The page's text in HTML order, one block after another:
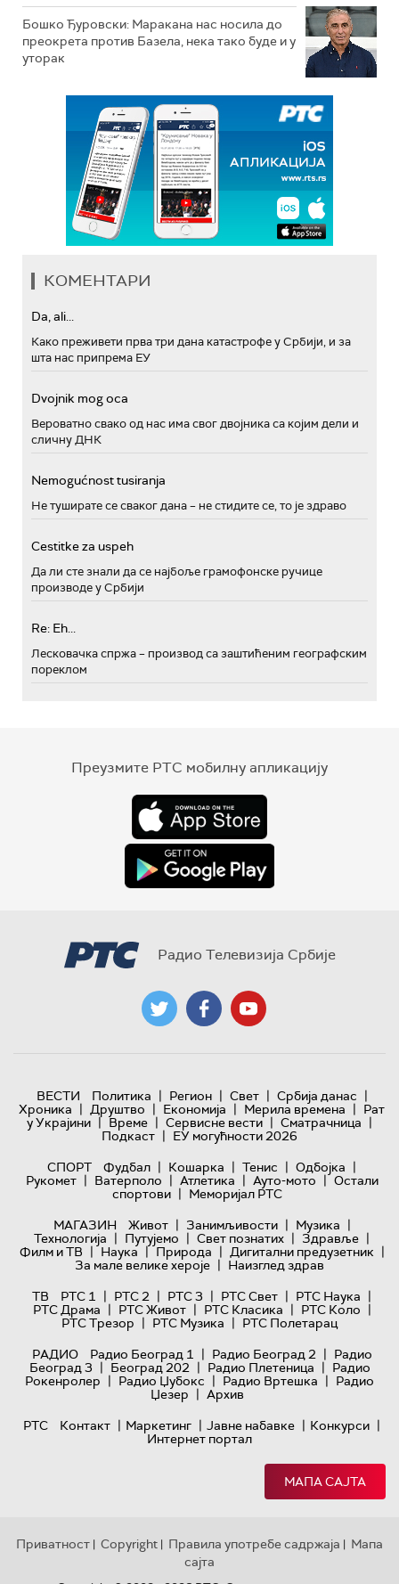
Бошко Ђуровски: Маракана нас носила до
преокрета против Базела, нека тако буде и у
уторак
КОМЕНТАРИ
Da, ali...
Како преживети прва три дана катастрофе у Србији, и за
шта нас припрема ЕУ
Dvojnik mog oca
Вероватно свако од нас има свог двојника са којим дели и
сличну ДНК
Nemogućnost tusiranja
Не туширате се сваког дана – не стидите се, то је здраво
Cestitke za uspeh
Да ли сте знали да се најбоље грамофонске ручице
производе у Србији
Re: Eh...
Лесковачка спржа – производ са заштићеним географским
пореклом
Преузмите РТС мобилну апликацију
Радио Телевизија Србије
ВЕСТИ Политика | Регион | Свет | Србија данас |
Хроника | Друштво | Економија | Мерила времена | Рат
у Украјини | Време | Сервисне вести | Сматрачница |
Подкаст | ЕУ могућности 2026
СПОРТ
Фудбал | Кошарка | Тенис | Одбојка |
Рукомет | Ватерполо | Атлетика | Ауто-мото | Остали
спортови | Меморијал РТС
МАГАЗИН
Живот | Занимљивости | Музика |
Технологијa | Путујемо | Свет познатих | Здравље |
Филм и ТВ | Наука | Природа | Дигитални предузетник |
За мале велике хероје | Наизглед здрав
ТВ
РТС 1 | РТС 2 | РТС 3 | РТС Свет | РТС Наука |
РТС Драма | РТС Живот | РТС Класика | РТС Коло |
РТС Трезор | РТС Музика | РТС Полетарац
РАДИО
Радио Београд 1 | Радио Београд 2 | Радио
Београд 3 | Београд 202 | Радио Плетеница | Радио
Рокенролер | Радио Џубокс | Радио Вртешка | Радио
Џезер | Архив
РТС
Контакт | Маркетинг | Јавне набавке | Конкурси |
Интернет портал
МАПА САЈТА
Приватност | Copyright | Правила употребе садржаја | Мапа
сајта